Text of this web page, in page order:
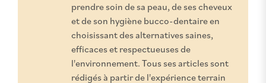
prendre soin de sa peau, de ses cheveux
et de son hygiène bucco-dentaire en
choisissant des alternatives saines,
efficaces et respectueuses de
l'environnement. Tous ses articles sont
rédigés à partir de l'expérience terrain